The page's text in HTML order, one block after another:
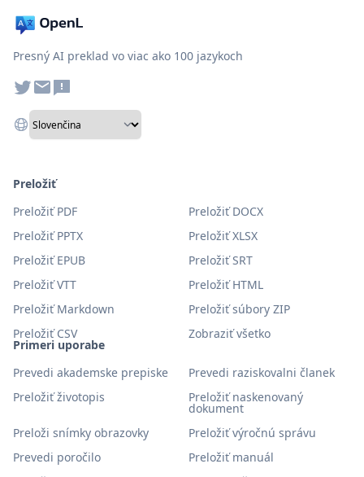
Presný AI preklad vo viac ako 100 jazykoch
Primeri uporabe
Prevedi akademske prepiske
Prevedi raziskovalni članek
Preložiť životopis
Preložiť naskenovaný
dokument
Preloži snímky obrazovky
Preložiť výročnú správu
Prevedi poročilo
Preložiť manuál
Preložiť
Preložiť PDF
Preložiť DOCX
Preložiť PPTX
Preložiť XLSX
Preložiť EPUB
Preložiť SRT
Preložiť VTT
Preložiť HTML
Preložiť Markdown
Preložiť súbory ZIP
Preložiť CSV
Zobraziť všetko